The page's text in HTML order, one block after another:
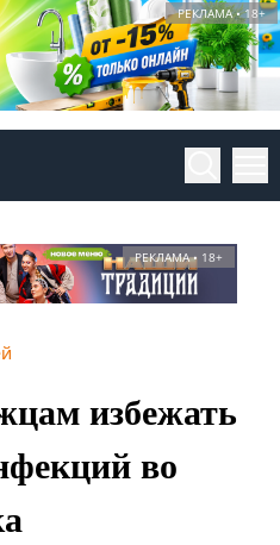
РЕКЛАМА • 18+
РЕКЛАМА • 18+
избежать
во